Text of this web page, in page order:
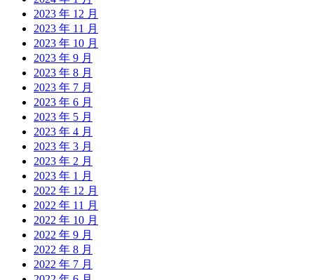
2023 年 12 月
2023 年 11 月
2023 年 10 月
2023 年 9 月
2023 年 8 月
2023 年 7 月
2023 年 6 月
2023 年 5 月
2023 年 4 月
2023 年 3 月
2023 年 2 月
2023 年 1 月
2022 年 12 月
2022 年 11 月
2022 年 10 月
2022 年 9 月
2022 年 8 月
2022 年 7 月